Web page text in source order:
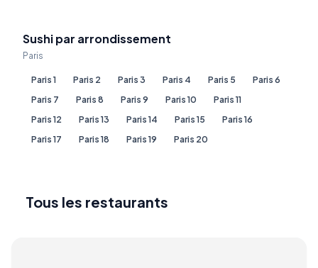
Sushi par arrondissement
Paris
Paris 1 Paris 2 Paris 3 Paris 4 Paris 5
Paris 6
Paris 7
Paris 8 Paris 9 Paris 10
Paris 11
Paris 12
Paris 13 Paris 14 Paris 15
Paris 16
Paris 17
Paris 18 Paris 19 Paris 20
Tous les restaurants